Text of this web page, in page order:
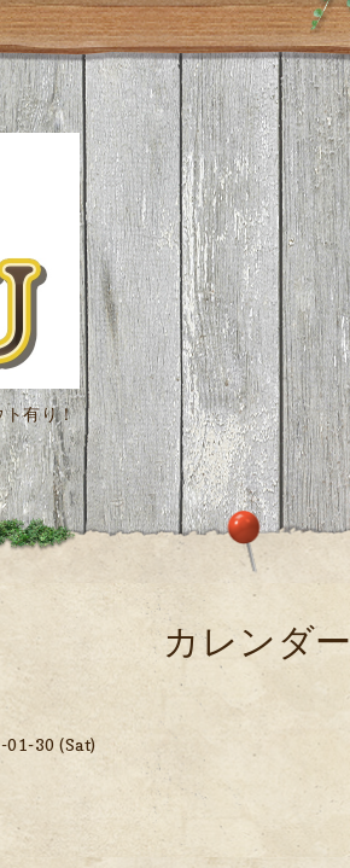
ト有り！
カレンダ
01-30 (Sat)